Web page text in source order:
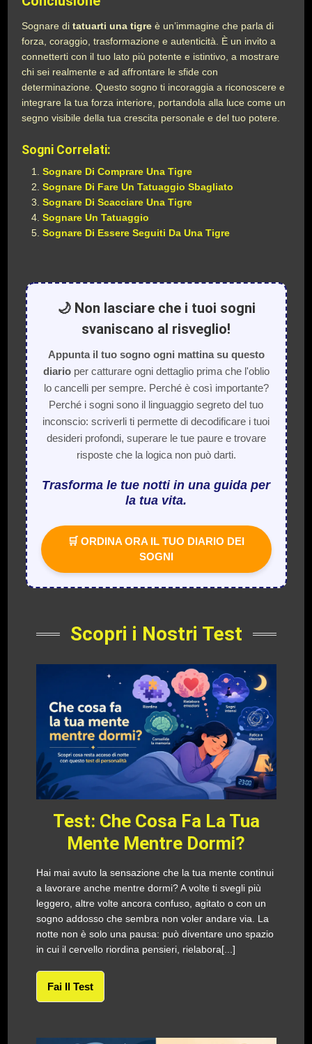
Sognare ditatuarti una tigre è un’immagine che parla di
forza, coraggio, trasformazione e autenticità. È un invito a
connetterti con il tuo lato più potente e istintivo, a mostrare
chi sei realmente e ad affrontare le sfide con
determinazione. Questo sogno ti incoraggia a riconoscere e
integrare la tua forza interiore, portandola alla luce come un
segno visibile della tua crescita personale e del tuo potere.
Sogni Correlati:
Sognare Di Comprare Una Tigre
Sognare Di Fare Un Tatuaggio Sbagliato
Sognare Di Scacciare Una Tigre
Sognare Un Tatuaggio
Sognare Di Essere Seguiti Da Una Tigre
🌙 Non lasciare che i tuoi sogni
svaniscano al risveglio!
Appunta il tuo sogno ogni mattina su questo
diarioper catturare ogni dettaglio prima che l'oblio
lo cancelli per sempre. Perché è così importante?
Perché i sogni sono il linguaggio segreto del tuo
inconscio: scriverli ti permette di decodificare i tuoi
desideri profondi, superare le tue paure e trovare
risposte che la logica non può darti.
Trasforma le tue notti in una guida per
la tua vita.
🛒 ORDINA ORA IL TUO DIARIO DEI
SOGNI
Scopri i Nostri Test
Test: Che Cosa Fa La Tua
Mente Mentre Dormi?
Hai mai avuto la sensazione che la tua mente continui
a lavorare anche mentre dormi? A volte ti svegli più
leggero, altre volte ancora confuso, agitato o con un
sogno addosso che sembra non voler andare via. La
notte non è solo una pausa: può diventare uno spazio
in cui il cervello riordina pensieri, rielabora[...]
Fai Il Test